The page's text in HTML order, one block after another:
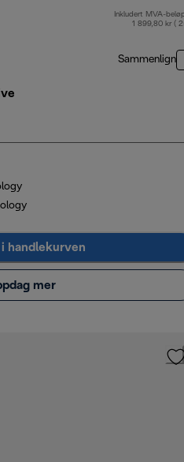
Inkludert MVA-
1 899,80 kr (
Sammenlign
handlekurven
mer